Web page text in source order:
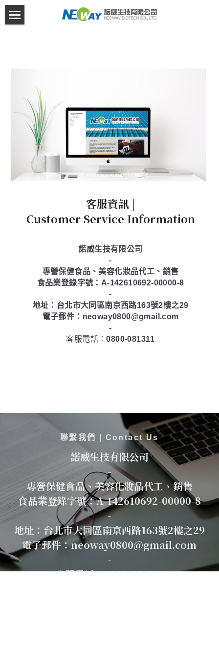
異業合作
客服資訊
Facebook
登錄/註冊
客服資訊 |
Customer Service Information
諾威生技有限公司
-
專營保健食品、美容化妝品代工、銷售
食品業登錄字號：A-142610692-00000-8
-
地址：台北市大同區南京西路163號2樓之29
電子郵件：neoway0800@gmail.com
-
客服電話：0800-081311
聯繫我們 | Contact Us
諾威生技有限公司
-
專營保健食品、美容化妝品代工、銷售
食品業登錄字號：A-142610692-00000-8
-
地址：台北市大同區南京西路163號2樓之29
電子郵件：neoway0800@gmail.com
-
客服電話：0800-081311
商品分類